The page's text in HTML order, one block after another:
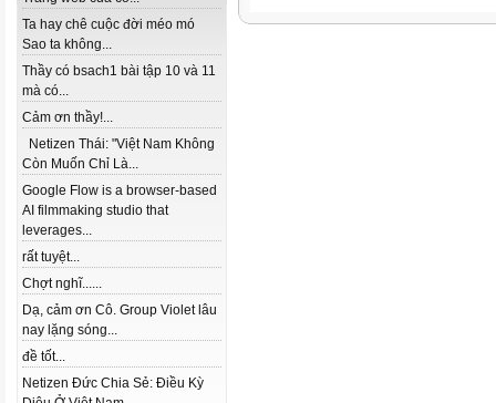
Ta hay chê cuộc đời méo mó
Sao ta không...
Thầy có bsach1 bài tập 10 và 11
mà có...
Cảm ơn thầy!...
Netizen Thái: "Việt Nam Không
Còn Muốn Chỉ Là...
Google Flow is a browser-based
AI filmmaking studio that
leverages...
rất tuyệt...
Chợt nghĩ......
Dạ, cảm ơn Cô. Group Violet lâu
nay lặng sóng...
đề tốt...
Netizen Đức Chia Sẻ: Điều Kỳ